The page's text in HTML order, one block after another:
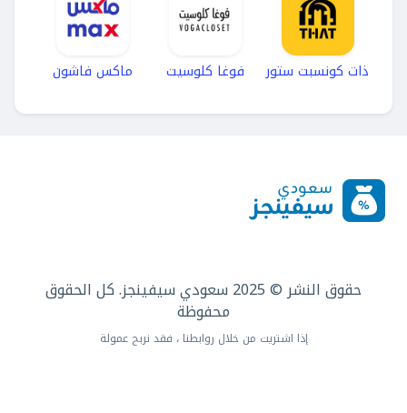
ذات كونسبت ستور فوغا كلوسيت ماكس فاشون
حقوق النشر © 2025 سعودي سيفينجز. كل الحقوق
محفوظة
إذا اشتريت من خلال روابطنا ، فقد نربح عمولة